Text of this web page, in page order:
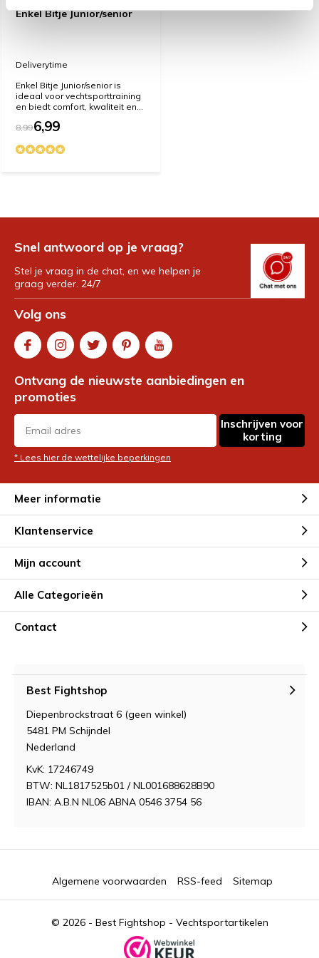
Enkel Bitje Junior/senior
Deliverytime
Enkel Bitje Junior/senior is
ideaal voor vechtsporttraining
en biedt comfort, kwaliteit en...
8,996,99
Snel antwoord op je vraag?
Stel je vraag in de chat, en we helpen je
graag verder. 24/7
Volg ons
Ontvang de nieuwste aanbiedingen en
promoties
Inschrijven voor
korting
* Lees hier de wettelijke beperkingen
Meer informatie
Klantenservice
Mijn account
Alle Categorieën
Contact
Best Fightshop
Diepenbrockstraat 6 (geen winkel)
5481 PM Schijndel
Nederland
KvK: 17246749
BTW: NL1817525b01 / NL001688628B90
IBAN: A.B.N NL06 ABNA 0546 3754 56
© 2026 - Best Fightshop - Vechtsportartikelen
Algemene voorwaarden RSS-feed Sitemap